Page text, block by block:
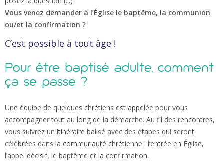
L'eucharistie
L'ordination
Art Sacré
Musique sacrée
Catéchuménat
Pastorale des migrants
Service diocésain de la pastorale des adolescents
Pèlerinages diocésains
Service diocésain des vocations
Vous venez demander à l’Église le baptême, la communion
ou/et la confirmation ?
C’est pos­sible à tout âge !
Pour être baptisé adulte, comment
ça se passe ?
Une équipe de quelques chrétiens est appelée pour vous
accompagner tout au long de la démarche. Au fil des rencontres,
vous suivrez un itinéraire balisé avec des étapes qui seront
célébrées dans la communauté chrétienne : l’entrée en Église,
l’appel décisif, le baptême et la confirmation.